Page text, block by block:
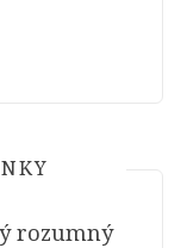
rozumný